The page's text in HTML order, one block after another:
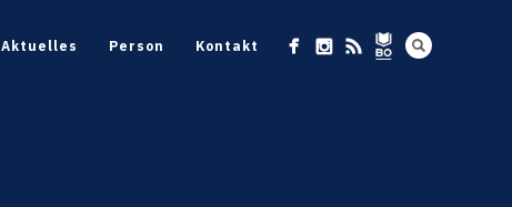
Aktuelles Person Kontakt